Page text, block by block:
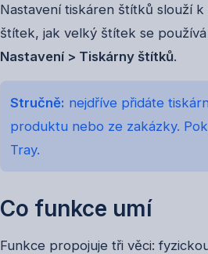
Nastavení tiskáren štítků slouží
štítek, jak velký štítek se
Nastavení > Tiskárny štítků.
Stručně: nejdříve přidáte
produktu nebo ze zakázky.
Tray.
Co funkce umí
Funkce propojuje tři věci: